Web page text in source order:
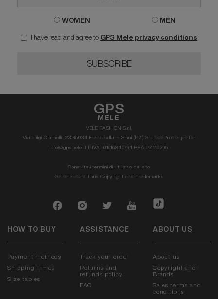
WOMEN MEN
I have read and agree to GPS Mele privacy conditions
SUBSCRIBE
GPS
MELE
MELE FASHION S.r.l.
Via Luigi Ciminelli ,23 85034 Francavilla in Sinni (PZ) Gruppo Prêt à-porter
info@gpsmele.it P.IVA. 01516840764 REA PZ115205
Consulta i termini di utilizzo del sito
General conditions Copyright and Trademarks
HOW TO BUY
Payment methods
Shipping Times
Size tables
ASSISTANCE
Track your order
Returns and
refunds policy
FAQ
ABOUT US
About us
Copyright and
Brands
Sales terms and
conditions